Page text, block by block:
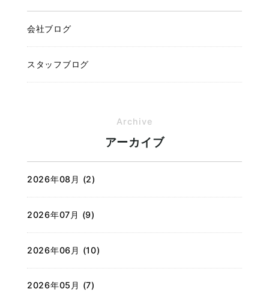
会社ブログ
スタッフブログ
Archive
アーカイブ
2026年08月 (2)
2026年07月 (9)
2026年06月 (10)
2026年05月 (7)